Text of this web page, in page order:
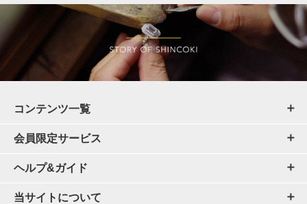
コンテンツ一覧
会員限定サービス
ヘルプ&ガイド
当サイトについて